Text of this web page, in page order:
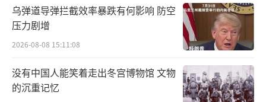
乌弹道导弹拦截效率暴跌有何影响 防空
压力剧增
2026-08-08 15:11:08
没有中国人能笑着走出冬宫博物馆 文物
的沉重记忆